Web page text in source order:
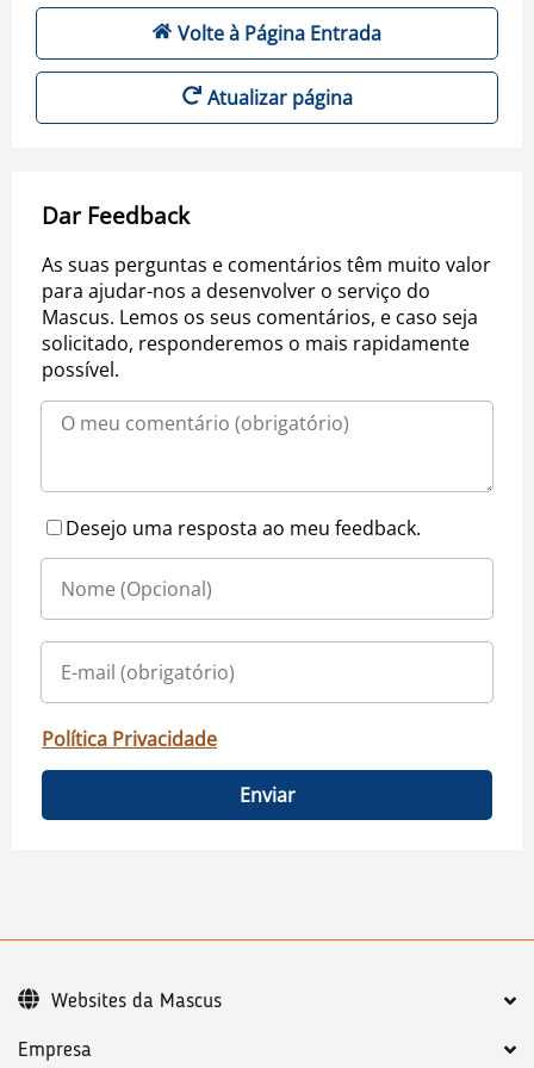
Volte à Página Entrada
Atualizar página
Dar Feedback
As suas perguntas e comentários têm muito valor
para ajudar-nos a desenvolver o serviço do
Mascus. Lemos os seus comentários, e caso seja
solicitado, responderemos o mais rapidamente
possível.
Desejo uma resposta ao meu feedback.
Política Privacidade
Enviar
Empresa
Websites da Mascus